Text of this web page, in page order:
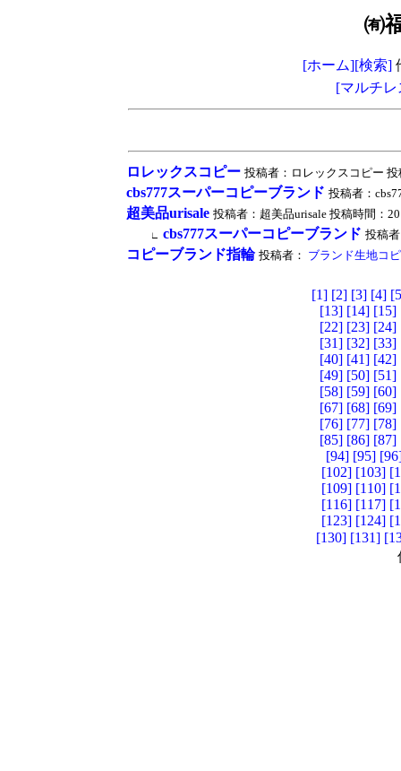
㈲
[ホーム][検索]
[マルチ
ロレックスコピー 投稿者：ロレックスコピー
cbs777スーパーコピーブランド 投稿者：
超美品urisale 投稿者：超美品urisale 投稿時間：
∟ cbs777スーパーコピーブランド 投稿
コピーブランド指輪 投稿者： ブランド生地コ
[1] [2] [3] [4]
[13] [14] [15]
[22] [23] [24]
[31] [32] [33]
[40] [41] [42]
[49] [50] [51]
[58] [59] [60]
[67] [68] [69]
[76] [77] [78]
[85] [86] [87]
[94] [95]
[102] [103]
[109] [110]
[116] [117]
[123] [124]
[130] [131]